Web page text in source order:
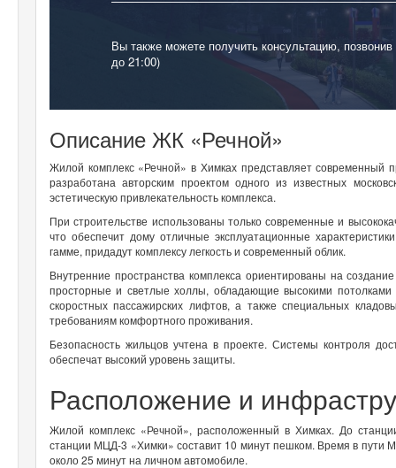
Вы также можете получить консультацию,
до 21:00)
Описание ЖК «Речной»
Жилой комплекс «Речной» в Химках представляет современный
разработана авторским проектом одного из известных
эстетическую привлекательность комплекса.
При строительстве использованы только современные и
что обеспечит дому отличные эксплуатационные
гамме, придадут комплексу легкость и современный облик.
Внутренние пространства комплекса ориентированы на
просторные и светлые холлы, обладающие высокими
скоростных пассажирских лифтов, а также специальных
требованиям комфортного проживания.
Безопасность жильцов учтена в проекте. Системы контроля
обеспечат высокий уровень защиты.
Расположение и
Жилой комплекс «Речной», расположенный в Химках. До
станции МЦД-3 «Химки» составит 10 минут пешком. Время в
около 25 минут на личном автомобиле.